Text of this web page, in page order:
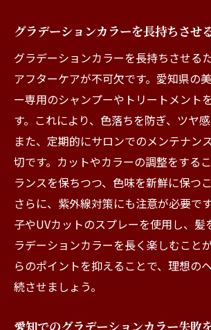
グラデーションカラーを長持ちさせ
グラデーションカラーを長持ちさせる
アフターケアが不可欠です。愛知県の
ー専用のシャンプーやトリートメント
す。これにより、色落ちを防ぎ、ツヤ感
また、定期的にサロンでのメンテナン
切です。カットやカラーの調整をする
ランスを保ちつつ、色味を新鮮に保つ
さらに、紫外線対策にも注意が必要で
子やUVカットのスプレーを使用し、髪
ラデーションカラーを長く楽しむこと
らのポイントを抑えることで、理想の
続させましょう。
愛知でのグラデーションカラー失敗